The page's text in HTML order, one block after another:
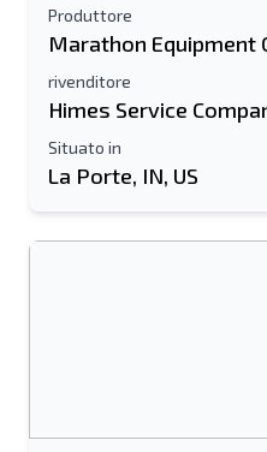
Produttore
Marathon Equipment
rivenditore
Himes Service
Situato in
La Porte, IN, US